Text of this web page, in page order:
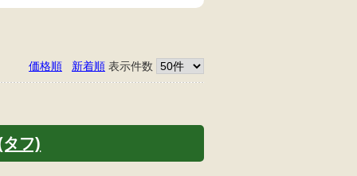
価格順 新着順 表示件数
フ)